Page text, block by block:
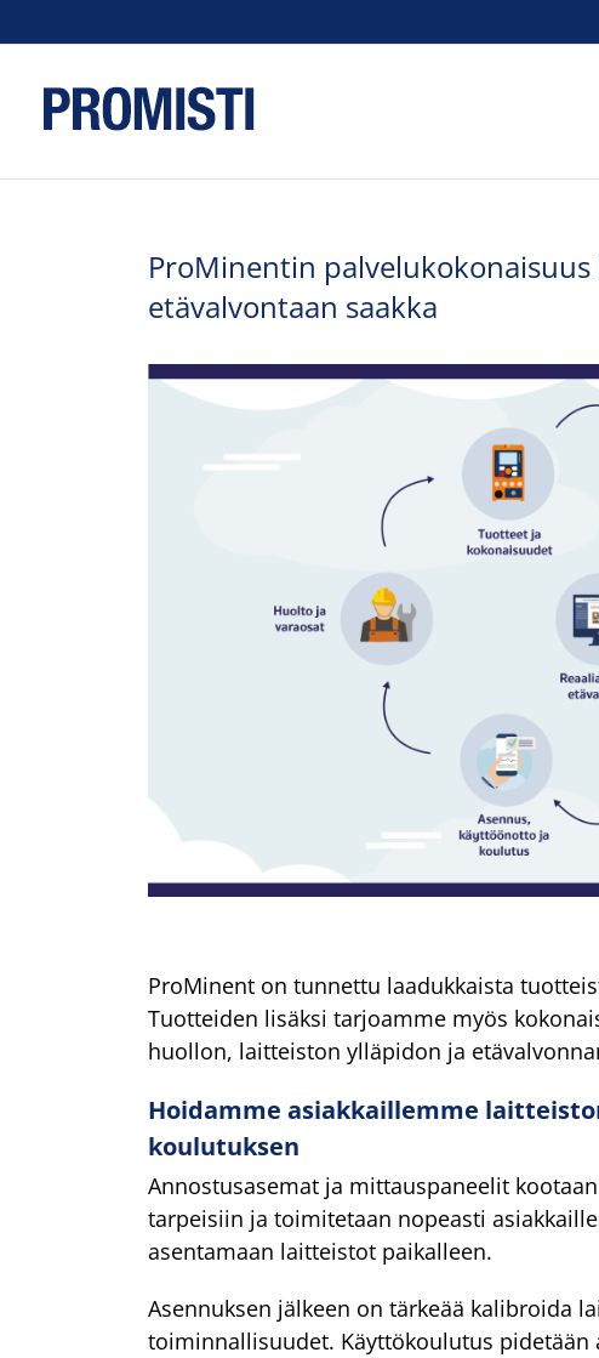
to
content
ProMinentin
etävalvontaan saakka
ProMinent on tunnettu laadukkaista
Tuotteiden lisäksi tarjoamme myös
huollon, laitteiston ylläpidon ja
Hoidamme asiakkaillemme
koulutuksen
Annostusasemat ja mittauspaneelit
tarpeisiin ja toimitetaan nopeasti
asentamaan laitteistot paikalleen.
Asennuksen jälkeen on tärkeää kalibroida
toiminnallisuudet. Käyttökoulutus